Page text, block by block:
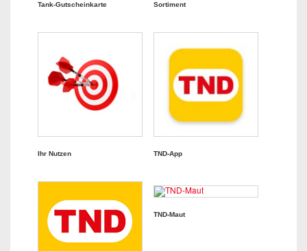
Tank-Gutscheinkarte Sortiment
Ihr Nutzen TND-App
TND-Maut